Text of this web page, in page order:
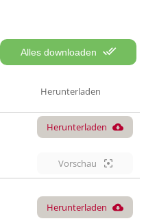
Alles downloaden
Herunterladen
Herunterladen
Vorschau
Herunterladen